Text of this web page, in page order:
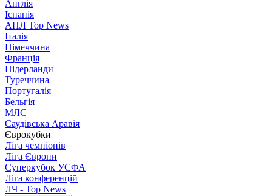
Англія
Іспанія
АПЛ Top News
Італія
Німеччина
Франція
Нідерланди
Туреччина
Португалія
Бельгія
МЛС
Саудівська Аравія
Єврокубки
Ліга чемпіонів
Ліга Європи
Суперкубок УЄФА
Ліга конференцій
ЛЧ - Top News